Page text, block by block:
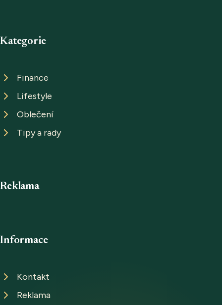
Kategorie
Finance
Lifestyle
Oblečení
Tipy a rady
Reklama
Informace
Kontakt
Reklama